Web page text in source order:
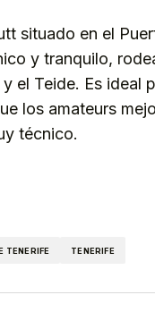
situado en el
y tranquilo,
el Teide. Es ideal
los amateurs
técnico.
TENERIFE TENERIFE